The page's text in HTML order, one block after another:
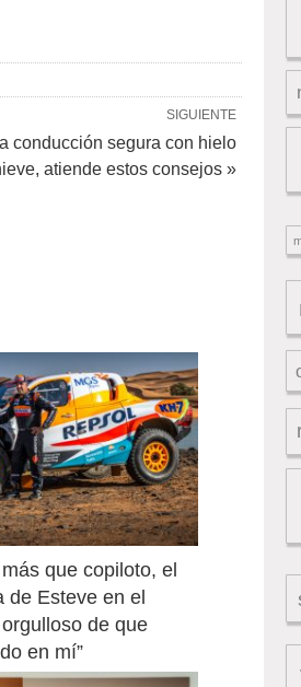
SIGUIENTE
conducción segura con hielo
atiende estos consejos »
que copiloto, el
de Esteve en el
de que
en mí”